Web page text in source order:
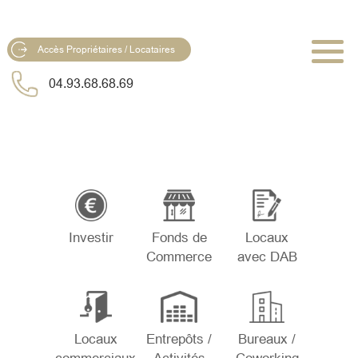
Accès Propriétaires / Locataires
04.93.68.68.69
Investir
Fonds de
Commerce
Locaux
avec DAB
Locaux
Entrepôts /
Bureaux /